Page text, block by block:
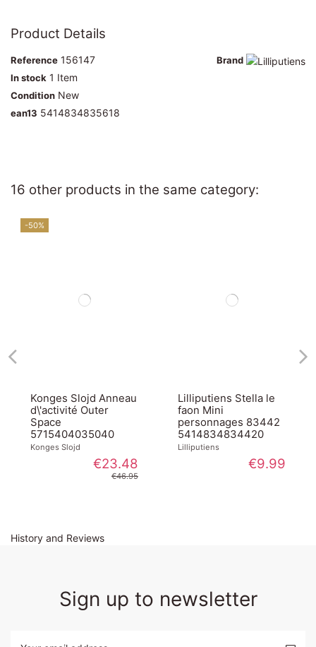
Product Details
Brand
Reference 156147
In stock 1 Item
Condition New
ean13 5414834835618
16 other products in the same category:
-50%
Konges Slojd Anneau
d\'activité Outer
Space
5715404035040
Konges Slojd
€23.48
€46.95
Lilliputiens Stella le
faon Mini
personnages 83442
5414834834420
Lilliputiens
€9.99
History and Reviews
Sign up to newsletter